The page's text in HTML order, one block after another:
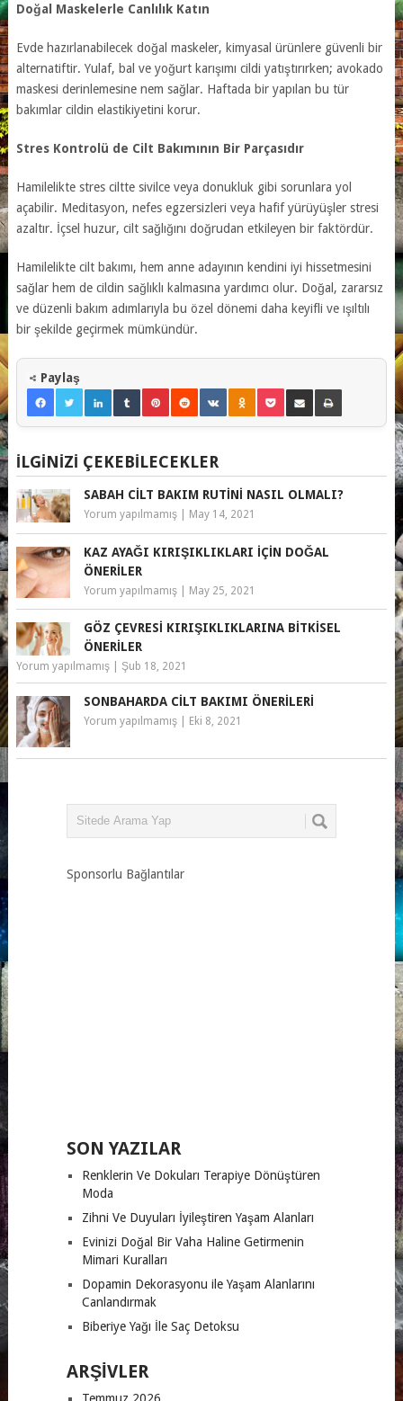
Doğal Maskelerle Canlılık Katın
Evde hazırlanabilecek doğal maskeler, kimyasal ürünlere güvenli bir
alternatiftir. Yulaf, bal ve yoğurt karışımı cildi yatıştırırken; avokado
maskesi derinlemesine nem sağlar. Haftada bir yapılan bu tür
bakımlar cildin elastikiyetini korur.
Stres Kontrolü de Cilt Bakımının Bir Parçasıdır
Hamilelikte stres ciltte sivilce veya donukluk gibi sorunlara yol
açabilir. Meditasyon, nefes egzersizleri veya hafif yürüyüşler stresi
azaltır. İçsel huzur, cilt sağlığını doğrudan etkileyen bir faktördür.
Hamilelikte cilt bakımı, hem anne adayının kendini iyi hissetmesini
sağlar hem de cildin sağlıklı kalmasına yardımcı olur. Doğal, zararsız
ve düzenli bakım adımlarıyla bu özel dönemi daha keyifli ve ışıltılı
bir şekilde geçirmek mümkündür.
Paylaş
İLGINIZI ÇEKEBILECEKLER
SABAH CILT BAKIM RUTINI NASIL OLMALI?
Yorum yapılmamış| May 14, 2021
KAZ AYAĞI KIRIŞIKLIKLARI IÇIN DOĞAL
ÖNERILER
Yorum yapılmamış| May 25, 2021
GÖZ ÇEVRESI KIRIŞIKLIKLARINA BITKISEL
ÖNERILER
Yorum yapılmamış| Şub 18, 2021
SONBAHARDA CILT BAKIMI ÖNERILERI
Yorum yapılmamış| Eki 8, 2021
Sponsorlu Bağlantılar
SON YAZILAR
Renklerin Ve Dokuları Terapiye Dönüştüren
Moda
Zihni Ve Duyuları İyileştiren Yaşam Alanları
Evinizi Doğal Bir Vaha Haline Getirmenin
Mimari Kuralları
Dopamin Dekorasyonu ile Yaşam Alanlarını
Canlandırmak
Biberiye Yağı İle Saç Detoksu
ARŞIVLER
Temmuz 2026